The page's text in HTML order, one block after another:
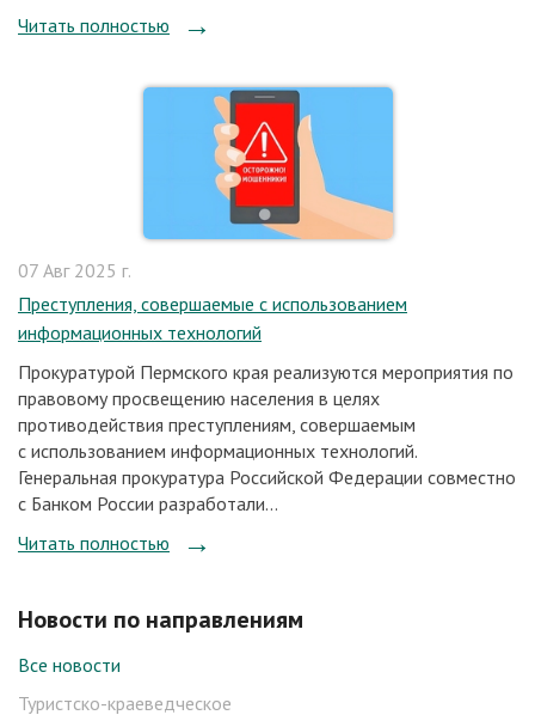
Читать полностью
07 Авг 2025 г.
Преступления, совершаемые с использованием
информационных технологий
Прокуратурой Пермского края реализуются мероприятия по
правовому просвещению населения в целях
противодействия преступлениям, совершаемым
с использованием информационных технологий.
Генеральная прокуратура Российской Федерации совместно
с Банком России разработали...
Читать полностью
Новости по направлениям
Все новости
Туристско-краеведческое